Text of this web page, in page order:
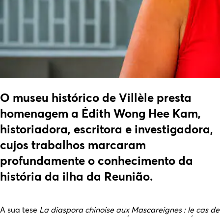
O museu histórico de Villèle presta
homenagem a Édith Wong Hee Kam,
historiadora, escritora e investigadora,
cujos trabalhos marcaram
profundamente o conhecimento da
história da ilha da Reunião.
A sua tese La diaspora chinoise aux Mascareignes : le cas de